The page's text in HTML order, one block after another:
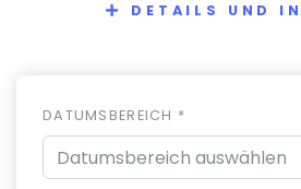
DETAILS UND
DATUMSBEREICH *